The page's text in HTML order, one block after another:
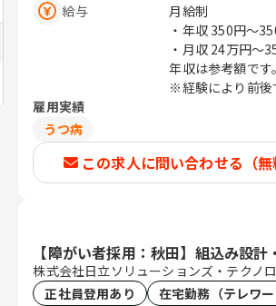
給与
月給制
・年収 350円〜
・月収 24万円〜
年収は参考額です。
※経験により前後
雇用実績
うつ病
この求人に問い合わせる（無
【障がい者採用：秋田】組込み設
株式会社日立ソリューションズ・テクノ
正社員登用あり
在宅勤務（テレワ